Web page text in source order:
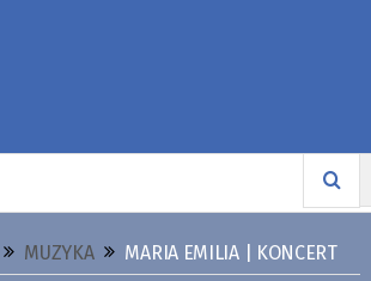
MUZYKA MARIA EMILIA | KONCERT